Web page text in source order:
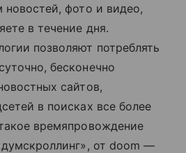
новостей, фото и видео,
в течение дня.
позволяют потреблять
бесконечно
сайтов,
в поисках все более
времяпровождение
от doom —